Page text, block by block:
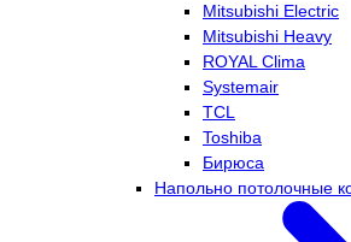
Mitsubishi Electric
Mitsubishi Heavy
ROYAL Clima
Systemair
TCL
Toshiba
Бирюса
Напольно потолочные